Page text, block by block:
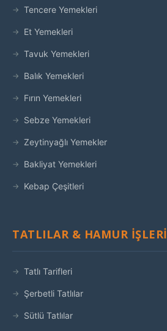
Tencere Yemekleri
Et Yemekleri
Tavuk Yemekleri
Balık Yemekleri
Fırın Yemekleri
Sebze Yemekleri
Zeytinyağlı Yemekler
Bakliyat Yemekleri
Kebap Çeşitleri
TATLILAR & HAMUR İŞLERI
Tatlı Tarifleri
Şerbetli Tatlılar
Sütlü Tatlılar